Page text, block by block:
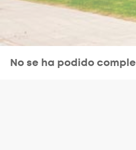
No se ha podido